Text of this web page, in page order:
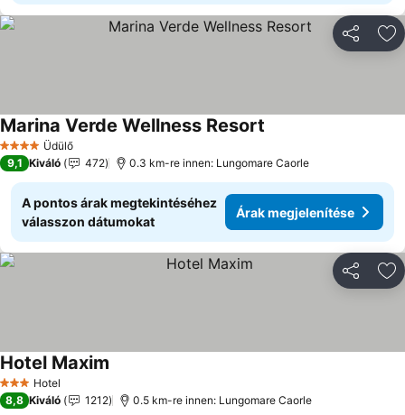
4 KategóriaÜdülő
Marina Verde Wellness Resort
9,1 Kiváló 472 0.3 km-re innen: Lungomare Caorle
A pontos árak megtekintéséhez
válasszon dátumokat
Árak megjelenítése
3 Kategória
Hotel
Hotel Maxim
8,8 Kiváló 1212 0.5 km-re innen: Lungomare Caorle